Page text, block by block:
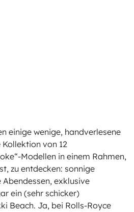
einige wenige, handverlesene
von 12
Modellen in einem Rahmen,
zu entdecken: sonnige
exklusive
ein (sehr schicker)
Beach. Ja, bei Rolls-Royce